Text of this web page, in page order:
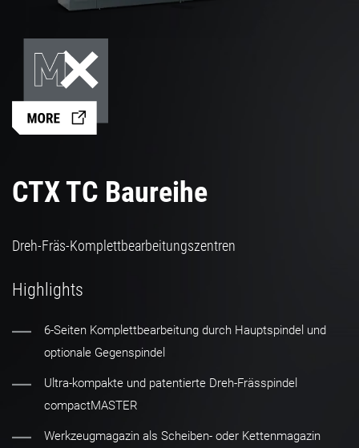
CTX TC Baureihe
Dreh-Fräs-Komplettbearbeitungszentren
Highlights
6-Seiten Komplettbearbeitung durch Hauptspindel und
optionale Gegenspindel
Ultra-kompakte und patentierte Dreh-Frässpindel
compactMASTER
Werkzeugmagazin als Scheiben- oder Kettenmagazin